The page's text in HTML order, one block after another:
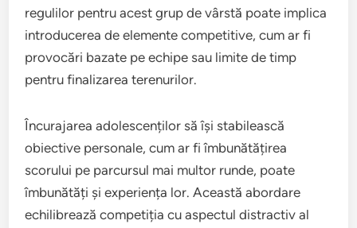
regulilor pentru acest grup de vârstă poate implica
introducerea de elemente competitive, cum ar fi
provocări bazate pe echipe sau limite de timp
pentru finalizarea terenurilor.
Încurajarea adolescenților să își stabilească
obiective personale, cum ar fi îmbunătățirea
scorului pe parcursul mai multor runde, poate
îmbunătăți și experiența lor. Această abordare
echilibrează competiția cu aspectul distractiv al